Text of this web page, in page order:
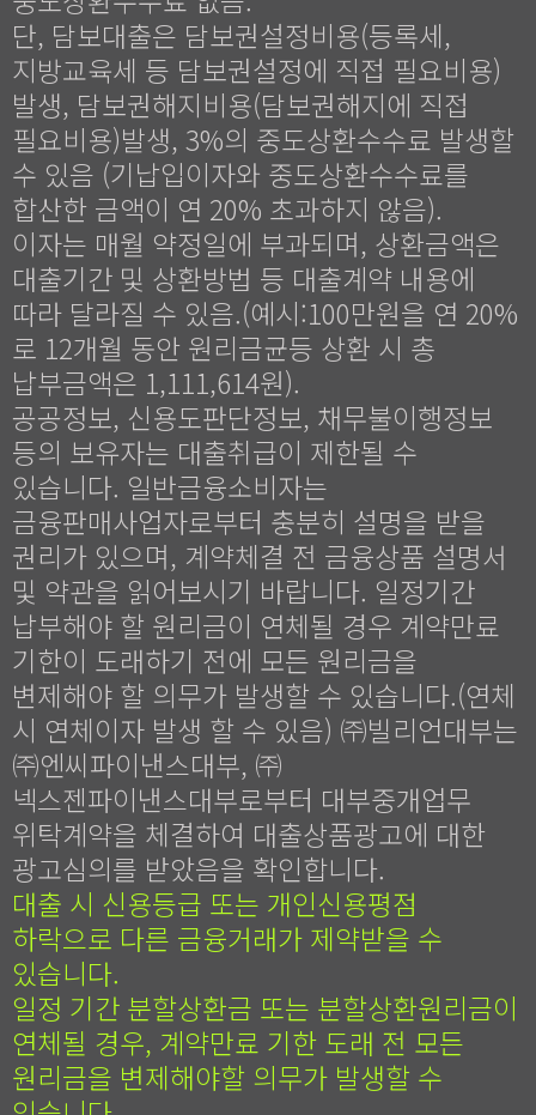
단, 담보대출은 담보권설정비용(등록세,
지방교육세 등 담보권설정에 직접 필요비용)
발생, 담보권해지비용(담보권해지에 직접
필요비용)발생, 3%의 중도상환수수료 발생할
수 있음 (기납입이자와 중도상환수수료를
합산한 금액이 연 20% 초과하지 않음).
이자는 매월 약정일에 부과되며, 상환금액은
대출기간 및 상환방법 등 대출계약 내용에
따라 달라질 수 있음.(예시:100만원을 연 20%
로 12개월 동안 원리금균등 상환 시 총
납부금액은 1,111,614원).
공공정보, 신용도판단정보, 채무불이행정보
등의 보유자는 대출취급이 제한될 수
있습니다. 일반금융소비자는
금융판매사업자로부터 충분히 설명을 받을
권리가 있으며, 계약체결 전 금융상품 설명서
및 약관을 읽어보시기 바랍니다. 일정기간
납부해야 할 원리금이 연체될 경우 계약만료
기한이 도래하기 전에 모든 원리금을
변제해야 할 의무가 발생할 수 있습니다.(연체
시 연체이자 발생 할 수 있음) ㈜빌리언대부는
㈜엔씨파이낸스대부, ㈜
넥스젠파이낸스대부로부터 대부중개업무
위탁계약을 체결하여 대출상품광고에 대한
광고심의를 받았음을 확인합니다.
대출 시 신용등급 또는 개인신용평점
하락으로 다른 금융거래가 제약받을 수
있습니다.
일정 기간 분할상환금 또는 분할상환원리금이
연체될 경우, 계약만료 기한 도래 전 모든
원리금을 변제해야할 의무가 발생할 수